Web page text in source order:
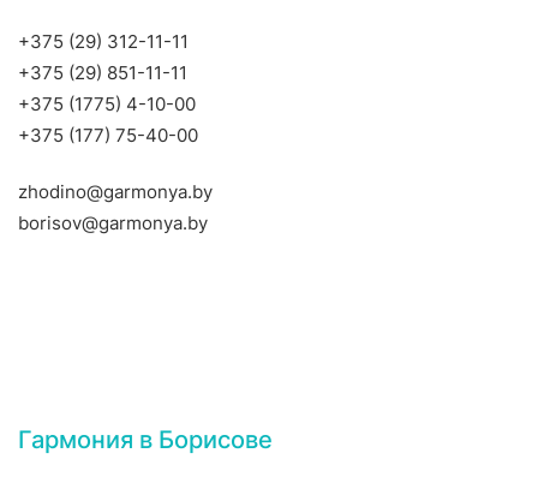
+375 (29) 312-11-11
+375 (29) 851-11-11
+375 (1775) 4-10-00
+375 (177) 75-40-00
zhodino@garmonya.by
borisov@garmonya.by
Гармония в Борисове